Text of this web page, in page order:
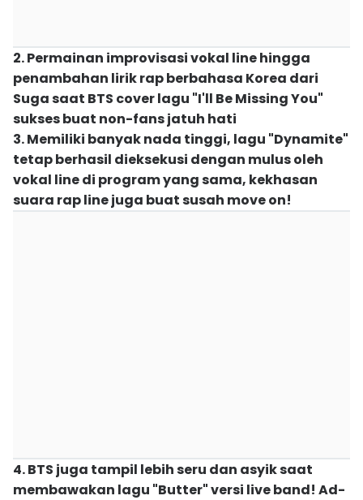
2. Permainan improvisasi vokal line hingga
penambahan lirik rap berbahasa Korea dari
Suga saat BTS cover lagu "I'll Be Missing You"
sukses buat non-fans jatuh hati
3. Memiliki banyak nada tinggi, lagu "Dynamite"
tetap berhasil dieksekusi dengan mulus oleh
vokal line di program yang sama, kekhasan
suara rap line juga buat susah move on!
4. BTS juga tampil lebih seru dan asyik saat
membawakan lagu "Butter" versi live band! Ad-